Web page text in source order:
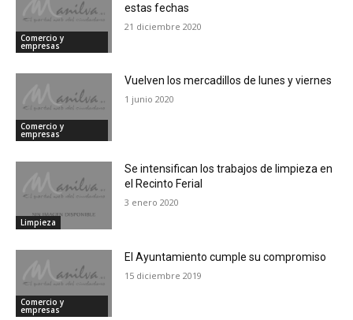
Comercio y
empresas
estas fechas
21 diciembre 2020
Comercio y
empresas
Vuelven los mercadillos de lunes y viernes
1 junio 2020
Limpieza
Se intensifican los trabajos de limpieza en
el Recinto Ferial
3 enero 2020
Comercio y
empresas
El Ayuntamiento cumple su compromiso
15 diciembre 2019